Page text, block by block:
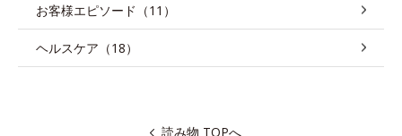
お客様エピソード（11）
ヘルスケア（18）
読み物 TOPへ